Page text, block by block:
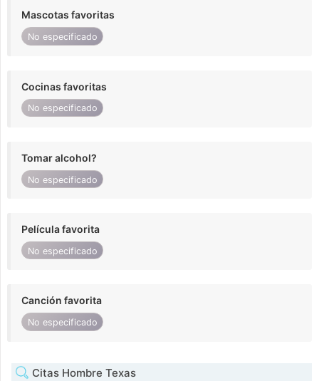
Mascotas favoritas
No especificado
Cocinas favoritas
No especificado
Tomar alcohol?
No especificado
Película favorita
No especificado
Canción favorita
No especificado
Citas Hombre Texas